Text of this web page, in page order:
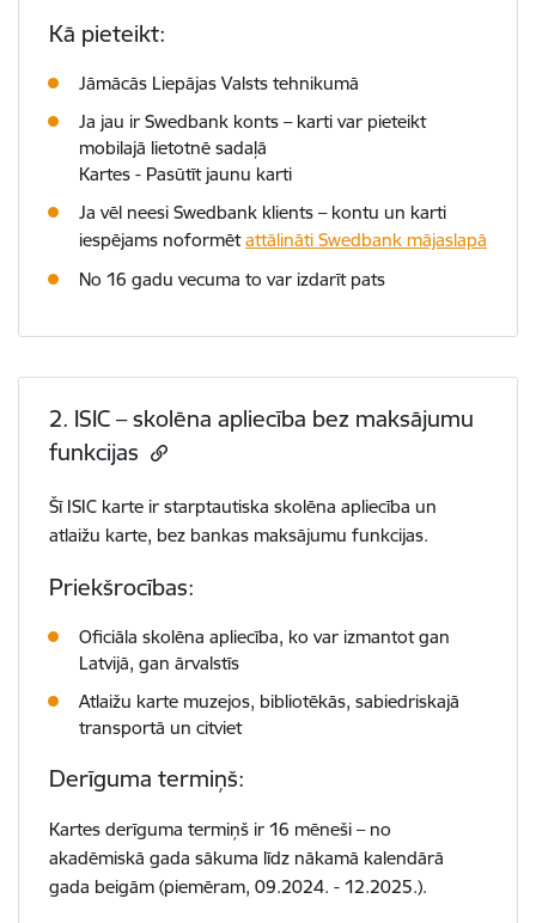
Kā pieteikt:
Jāmācās Liepājas Valsts tehnikumā
Ja jau ir Swedbank konts – karti var pieteikt
mobilajā lietotnē sadaļā
Kartes - Pasūtīt jaunu karti
Ja vēl neesi Swedbank klients – kontu un karti
iespējams noformētattālināti Swedbank mājaslapā
No 16 gadu vecuma to var izdarīt pats
2. ISIC – skolēna apliecība bez maksājumu
funkcijas
Šī ISIC karte ir starptautiska skolēna apliecība un
atlaižu karte, bez bankas maksājumu funkcijas.
Priekšrocības:
Oficiāla skolēna apliecība, ko var izmantot gan
Latvijā, gan ārvalstīs
Atlaižu karte muzejos, bibliotēkās, sabiedriskajā
transportā un citviet
Derīguma termiņš:
Kartes derīguma termiņš ir 16 mēneši – no
akadēmiskā gada sākuma līdz nākamā kalendārā
gada beigām (piemēram, 09.2024. - 12.2025.).